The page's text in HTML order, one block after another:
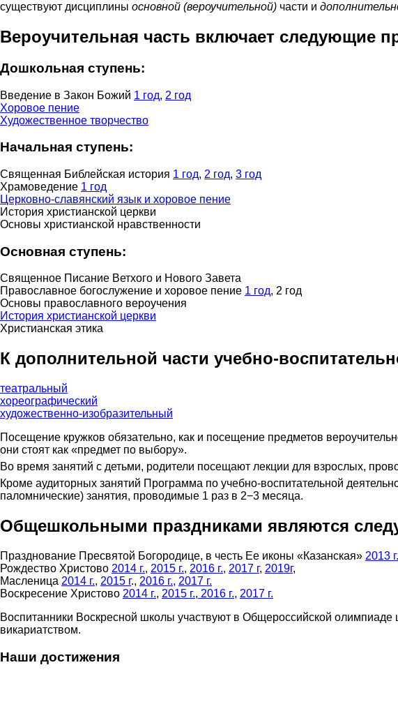
существуют дисциплины основной (вероучительной) части и
Вероучительная часть включает следующие
Дошкольная ступень:
Введение в Закон Божий 1 год, 2 год
Хоровое пение
Художественное творчество
Начальная ступень:
Священная Библейская история 1 год, 2 год, 3 год
Храмоведение 1 год
Церковно-славянский язык и хоровое пение
История христианской церкви
Основы христианской нравственности
Основная ступень:
Священное Писание Ветхого и Нового Завета
Православное богослужение и хоровое пение 1 год, 2 год
Основы православного вероучения
История христианской церкви
Христианская этика
К дополнительной части учебно-
театральный
хореографический
художественно-изобразительный
Посещение кружков обязательно, как и посещение предметов
они стоят как «предмет по выбору».
Во время занятий с детьми, родители посещают лекции для взрослых,
Кроме аудиторных занятий Программа по учебно-воспитательной
паломнические) занятия, проводимые 1 раз в 2−3 месяца.
Общешкольными праздниками являются
Празднование Пресвятой Богородице, в честь Ее иконы «Казанская» 2013 г.
Рождество Христово 2014 г., 2015 г., 2016 г., 2017 г, 2019г,
Масленица 2014 г., 2015 г., 2016 г., 2017 г.
Воскресение Христово 2014 г., 2015 г., 2016 г., 2017 г.
Воспитанники Воскресной школы участвуют в Общероссийской
викариатством.
Наши достижения